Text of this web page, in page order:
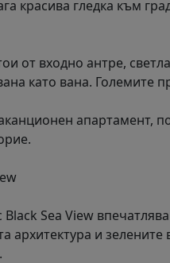
красива гледка към
от входно антре,
като вана. Големите
апартамент,
Sea View
архитектура и